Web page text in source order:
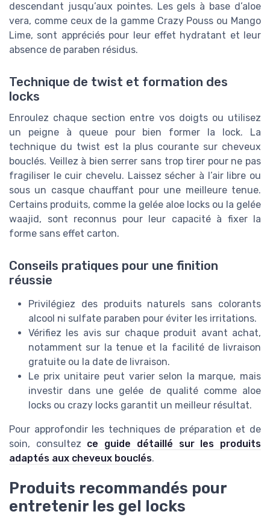
descendant jusqu’aux pointes. Les gels à base d’aloe
vera, comme ceux de la gamme Crazy Pouss ou Mango
Lime, sont appréciés pour leur effet hydratant et leur
absence de paraben résidus.
Technique de twist et formation des
locks
Enroulez chaque section entre vos doigts ou utilisez
un peigne à queue pour bien former la lock. La
technique du twist est la plus courante sur cheveux
bouclés. Veillez à bien serrer sans trop tirer pour ne pas
fragiliser le cuir chevelu. Laissez sécher à l’air libre ou
sous un casque chauffant pour une meilleure tenue.
Certains produits, comme la gelée aloe locks ou la gelée
waajid, sont reconnus pour leur capacité à fixer la
forme sans effet carton.
Conseils pratiques pour une finition
réussie
Privilégiez des produits naturels sans colorants
alcool ni sulfate paraben pour éviter les irritations.
Vérifiez les avis sur chaque produit avant achat,
notamment sur la tenue et la facilité de livraison
gratuite ou la date de livraison.
Le prix unitaire peut varier selon la marque, mais
investir dans une gelée de qualité comme aloe
locks ou crazy locks garantit un meilleur résultat.
Pour approfondir les techniques de préparation et de
soin, consultez ce guide détaillé sur les produits
adaptés aux cheveux bouclés.
Produits recommandés pour
entretenir les gel locks